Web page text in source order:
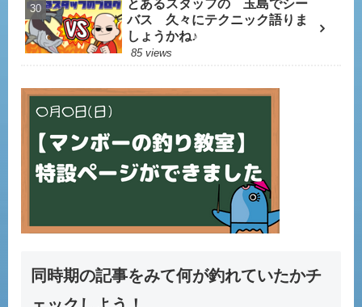
とあるスタッフの 玉島でシー
バス 久々にテクニック語りま
しょうかね♪
85 views
同時期の記事をみて何が釣れていたかチ